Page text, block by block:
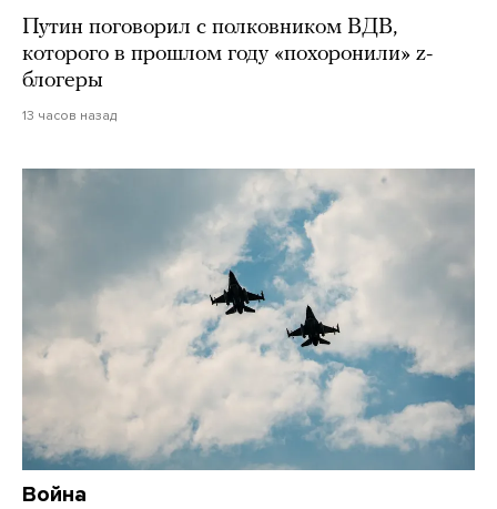
Путин поговорил с полковником ВДВ,
которого в прошлом году «похоронили» z-
блогеры
13 часов назад
Война